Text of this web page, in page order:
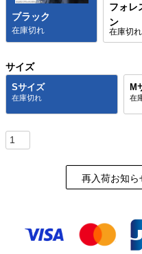
ブラック
在庫切れ
フォレ
ン
在庫切れ
サイズ
Sサイズ M
再入荷お知